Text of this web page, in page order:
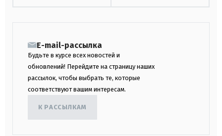
E-mail-рассылка
Будьте в курсе всех новостей и
обновлений! Перейдите на страницу наших
рассылок, чтобы выбрать те, которые
соответствуют вашим интересам.
К РАССЫЛКАМ